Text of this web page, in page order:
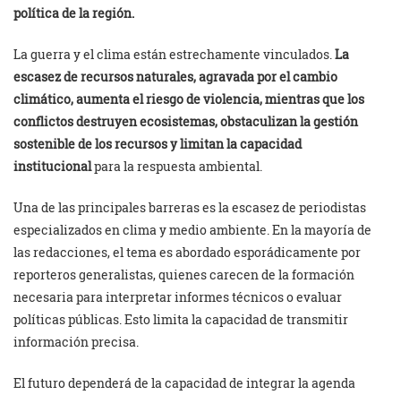
política de la región.
La guerra y el clima están estrechamente vinculados.La
escasez de recursos naturales, agravada por el cambio
climático, aumenta el riesgo de violencia, mientras que los
conflictos destruyen ecosistemas, obstaculizan la gestión
sostenible de los recursos y limitan la capacidad
institucionalpara la respuesta ambiental.
Una de las principales barreras es la escasez de periodistas
especializados en clima y medio ambiente. En la mayoría de
las redacciones, el tema es abordado esporádicamente por
reporteros generalistas, quienes carecen de la formación
necesaria para interpretar informes técnicos o evaluar
políticas públicas. Esto limita la capacidad de transmitir
información precisa.
El futuro dependerá de la capacidad de integrar la agenda